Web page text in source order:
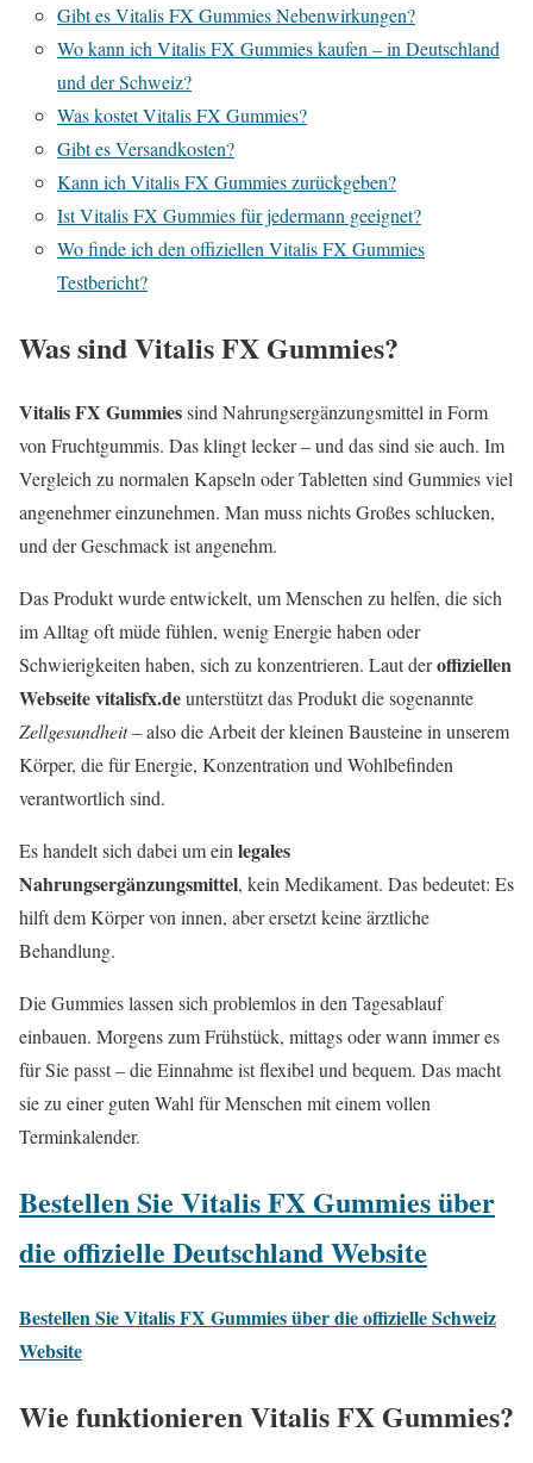
Gibt es Vitalis FX Gummies Nebenwirkungen?
Wo kann ich Vitalis FX Gummies kaufen – in Deutschland
und der Schweiz?
Was kostet Vitalis FX Gummies?
Gibt es Versandkosten?
Kann ich Vitalis FX Gummies zurückgeben?
Ist Vitalis FX Gummies für jedermann geeignet?
Wo finde ich den offiziellen Vitalis FX Gummies
Testbericht?
Was sind Vitalis FX Gummies?
Vitalis FX Gummiessind Nahrungsergänzungsmittel in Form
von Fruchtgummis. Das klingt lecker – und das sind sie auch. Im
Vergleich zu normalen Kapseln oder Tabletten sind Gummies viel
angenehmer einzunehmen. Man muss nichts Großes schlucken,
und der Geschmack ist angenehm.
Das Produkt wurde entwickelt, um Menschen zu helfen, die sich
im Alltag oft müde fühlen, wenig Energie haben oder
Schwierigkeiten haben, sich zu konzentrieren. Laut deroffiziellen
Webseite vitalisfx.deunterstützt das Produkt die sogenannte
Zellgesundheit– also die Arbeit der kleinen Bausteine in unserem
Körper, die für Energie, Konzentration und Wohlbefinden
verantwortlich sind.
Es handelt sich dabei um einlegales
Nahrungsergänzungsmittel, kein Medikament. Das bedeutet: Es
hilft dem Körper von innen, aber ersetzt keine ärztliche
Behandlung.
Die Gummies lassen sich problemlos in den Tagesablauf
einbauen. Morgens zum Frühstück, mittags oder wann immer es
für Sie passt – die Einnahme ist flexibel und bequem. Das macht
sie zu einer guten Wahl für Menschen mit einem vollen
Terminkalender.
Bestellen Sie Vitalis FX Gummies über
die offizielle Deutschland Website
Bestellen Sie Vitalis FX Gummies über die offizielle Schweiz
Website
Wie funktionieren Vitalis FX Gummies?